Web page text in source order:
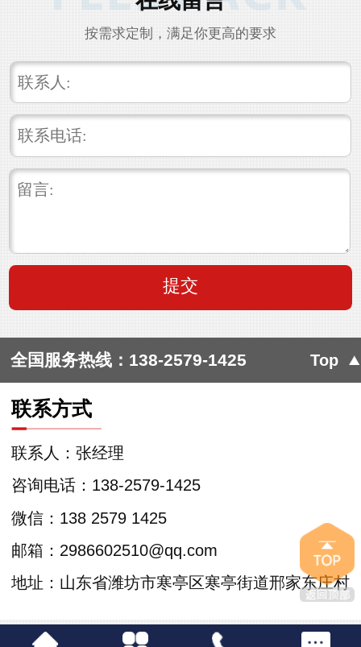
按需求定制，满足你更高的要求
全国服务热线： 138-2579-1425 Top
联系方式
咨询电话：138-2579-1425
联系人：张经理
微信：138 2579 1425
邮箱：2986602510@qq.com
地址：山东省潍坊市寒亭区寒亭街道邢家东庄村